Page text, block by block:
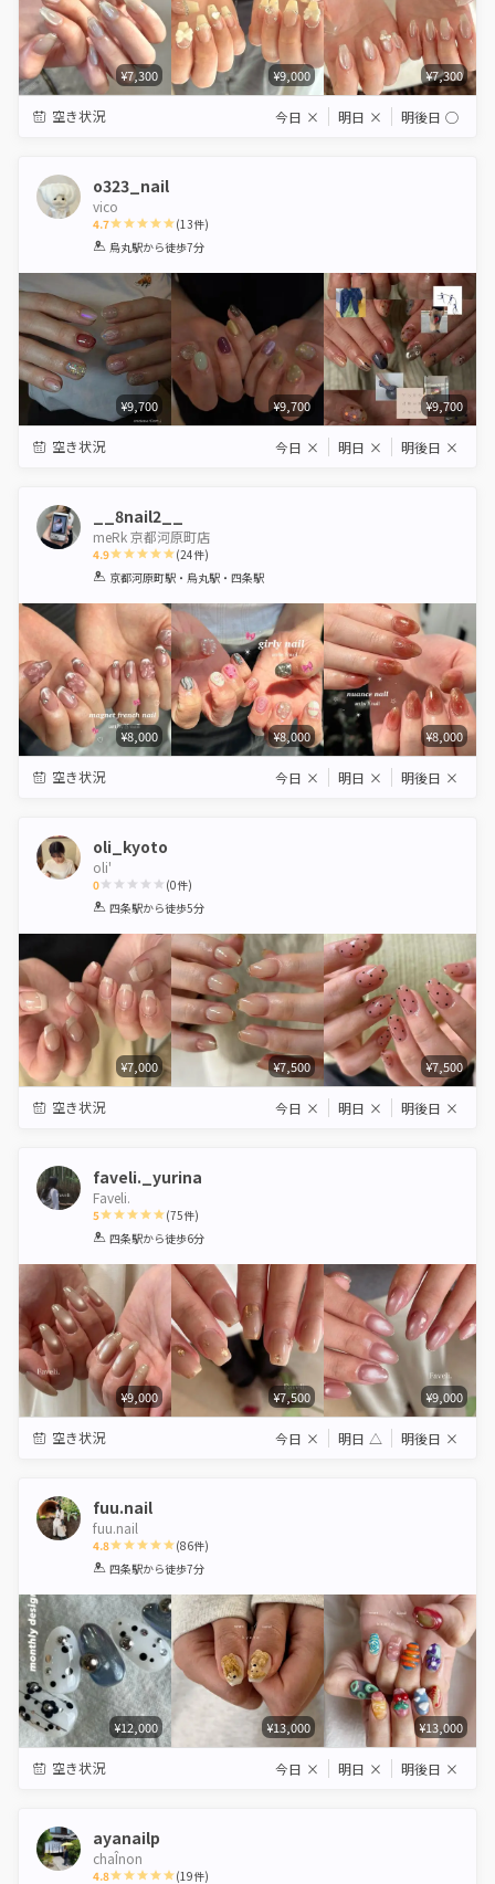
¥7,300 ¥9,000 ¥7,300
空き状況 今日 × 明日 × 明後日 ◯
o323_nail
vico
4.7
1 2 3 4 5
(13件)
烏丸駅から徒歩7分
¥9,700 ¥9,700 ¥9,700
空き状況 今日 × 明日 × 明後日 ×
__8nail2__
meRk 京都河原町店
4.9
1 2 3 4 5
(24件)
京都河原町駅・烏丸駅・四条駅
¥8,000 ¥8,000 ¥8,000
空き状況 今日 × 明日 × 明後日 ×
oli_kyoto
oli'
0
1 2 3 4 5
(0件)
四条駅から徒歩5分
¥7,000 ¥7,500 ¥7,500
空き状況 今日 × 明日 × 明後日 ×
faveli._yurina
Faveli.
5
1 2 3 4 5
(75件)
四条駅から徒歩6分
¥9,000 ¥7,500 ¥9,000
空き状況 今日 × 明日 △ 明後日 ×
fuu.nail
fuu.nail
4.8
1 2 3 4 5
(86件)
四条駅から徒歩7分
¥12,000 ¥13,000 ¥13,000
空き状況 今日 × 明日 × 明後日 ×
ayanailp
chaÎnon
4.8 (19件)